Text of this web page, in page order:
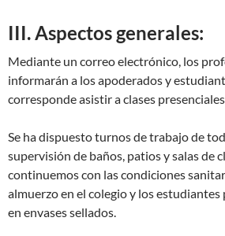
III. Aspectos generales:
Mediante un correo electrónico, los
informarán a los apoderados y
corresponde asistir a clases
Se ha dispuesto turnos de trabajo de
supervisión de baños, patios y salas de
continuemos con las condiciones
almuerzo en el colegio y los
en envases sellados.